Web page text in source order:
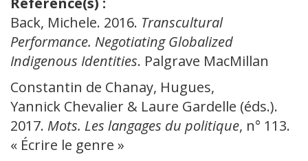
Back, Michele. 2016. Transcultural
Performance. Negotiating Globalized
Indigenous Identities. Palgrave MacMillan
Constantin de Chanay, Hugues,
Yannick Chevalier & Laure Gardelle (éds.).
2017. Mots. Les langages du politique, n° 113.
« Écrire le genre »